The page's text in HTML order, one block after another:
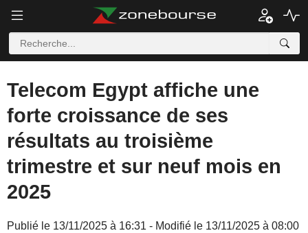
Telecom Egypt affiche une
forte croissance de ses
résultats au troisième
trimestre et sur neuf mois en
2025
Publié le 13/11/2025 à 16:31 - Modifié le 13/11/2025 à 08:00